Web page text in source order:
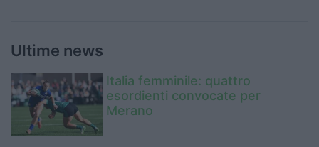
Ultime news
Italia femminile: quattro
esordienti convocate per
Merano